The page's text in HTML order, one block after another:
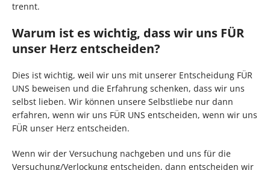
trennt.
Warum ist es wichtig, dass wir uns FÜR
unser Herz entscheiden?
Dies ist wichtig, weil wir uns mit unserer Entscheidung FÜR
UNS beweisen und die Erfahrung schenken, dass wir uns
selbst lieben. Wir können unsere Selbstliebe nur dann
erfahren, wenn wir uns FÜR UNS entscheiden, wenn wir uns
FÜR unser Herz entscheiden.
Wenn wir der Versuchung nachgeben und uns für die
Versuchung/Verlockung entscheiden, dann entscheiden wir